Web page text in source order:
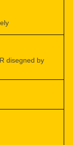
disegned by